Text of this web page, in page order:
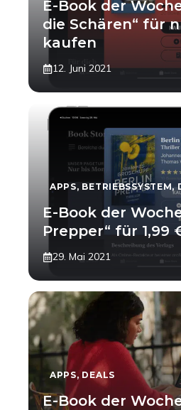
E-Book der
die Schären“ für
kaufen
12. Juni 2021
APPS, BETRIEBSSYSTEM,
E-Book der
Prepper“ für 1,99
29. Mai 2021
APPS, DEALS
E-Book der